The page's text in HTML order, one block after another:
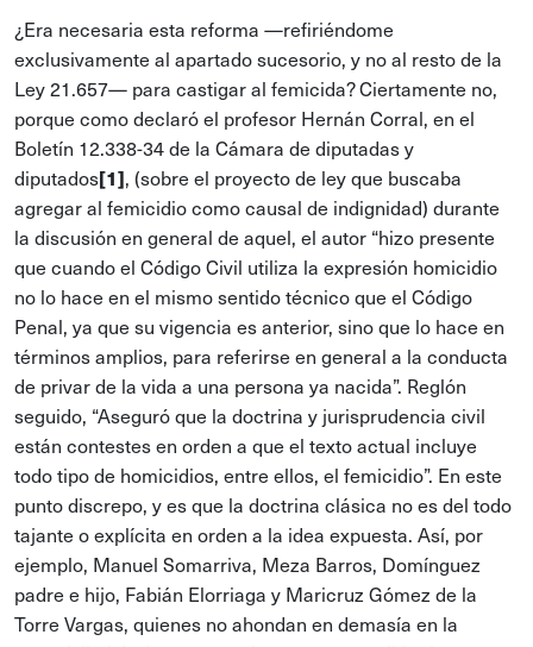
¿Era necesaria esta reforma —refiriéndome
exclusivamente al apartado sucesorio, y no al resto de la
Ley 21.657— para castigar al femicida? Ciertamente no,
porque como declaró el profesor Hernán Corral, en el
Boletín 12.338-34 de la Cámara de diputadas y
diputados[1], (sobre el proyecto de ley que buscaba
agregar al femicidio como causal de indignidad) durante
la discusión en general de aquel, el autor “hizo presente
que cuando el Código Civil utiliza la expresión homicidio
no lo hace en el mismo sentido técnico que el Código
Penal, ya que su vigencia es anterior, sino que lo hace en
términos amplios, para referirse en general a la conducta
de privar de la vida a una persona ya nacida”. Reglón
seguido, “Aseguró que la doctrina y jurisprudencia civil
están contestes en orden a que el texto actual incluye
todo tipo de homicidios, entre ellos, el femicidio”. En este
punto discrepo, y es que la doctrina clásica no es del todo
tajante o explícita en orden a la idea expuesta. Así, por
ejemplo, Manuel Somarriva, Meza Barros, Domínguez
padre e hijo, Fabián Elorriaga y Maricruz Gómez de la
Torre Vargas, quienes no ahondan en demasía en la